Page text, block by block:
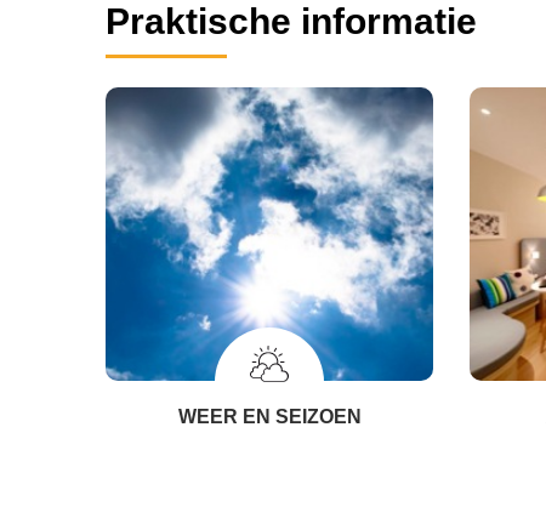
Praktische informatie
WEER EN SEIZOEN